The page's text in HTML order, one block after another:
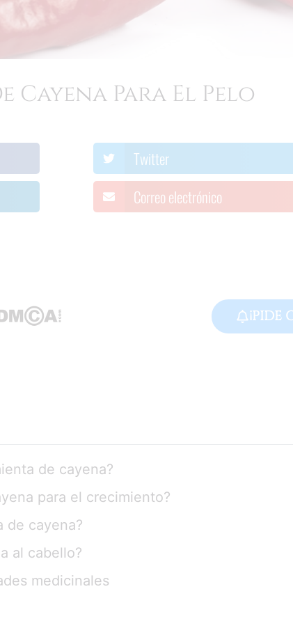
Cayena Para El Pelo
Twitter
Correo electrónico
¡PIDE
de cayena?
para el crecimiento?
de cayena?
al cabello?
medicinales